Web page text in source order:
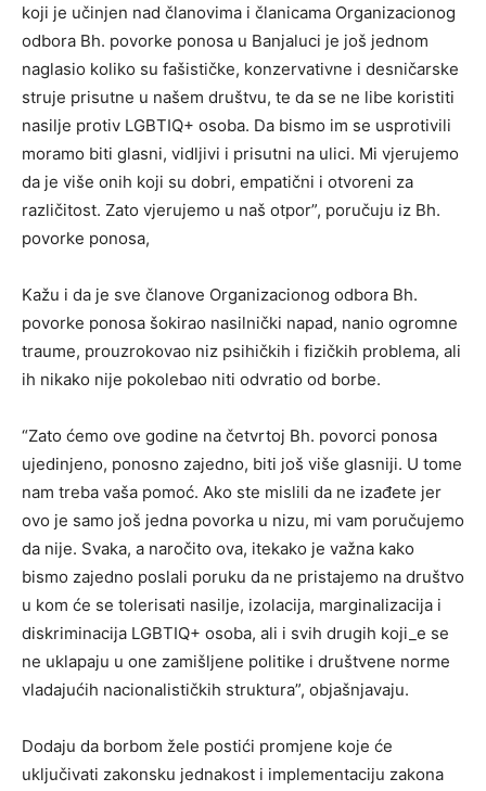
koji je učinjen nad članovima i članicama Organizacionog
odbora Bh. povorke ponosa u Banjaluci je još jednom
naglasio koliko su fašističke, konzervativne i desničarske
struje prisutne u našem društvu, te da se ne libe koristiti
nasilje protiv LGBTIQ+ osoba. Da bismo im se usprotivili
moramo biti glasni, vidljivi i prisutni na ulici. Mi vjerujemo
da je više onih koji su dobri, empatični i otvoreni za
različitost. Zato vjerujemo u naš otpor”, poručuju iz Bh.
povorke ponosa,
Kažu i da je sve članove Organizacionog odbora Bh.
povorke ponosa šokirao nasilnički napad, nanio ogromne
traume, prouzrokovao niz psihičkih i fizičkih problema, ali
ih nikako nije pokolebao niti odvratio od borbe.
“Zato ćemo ove godine na četvrtoj Bh. povorci ponosa
ujedinjeno, ponosno zajedno, biti još više glasniji. U tome
nam treba vaša pomoć. Ako ste mislili da ne izađete jer
ovo je samo još jedna povorka u nizu, mi vam poručujemo
da nije. Svaka, a naročito ova, itekako je važna kako
bismo zajedno poslali poruku da ne pristajemo na društvo
u kom će se tolerisati nasilje, izolacija, marginalizacija i
diskriminacija LGBTIQ+ osoba, ali i svih drugih koji_e se
ne uklapaju u one zamišljene politike i društvene norme
vladajućih nacionalističkih struktura”, objašnjavaju.
Dodaju da borbom žele postići promjene koje će
uključivati zakonsku jednakost i implementaciju zakona